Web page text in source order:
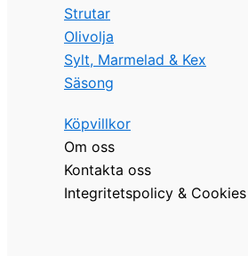
Strutar
Olivolja
Sylt, Marmelad & Kex
Säsong
Köpvillkor
Om oss
Kontakta oss
Integritetspolicy & Cookies